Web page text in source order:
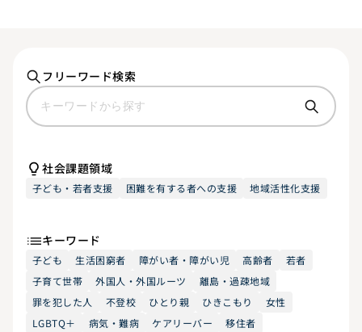
フリーワード検索
社会課題領域
子ども・若者支援 困難を有する者への支援 地域活性化支援
キーワード
子ども 生活困窮者 障がい者・障がい児 高齢者
若者
子育て世帯
外国人・外国ルーツ
離島・過疎地域
罪を犯した人
不登校 ひとり親 ひきこもり
女性
LGBTQ＋
病気・難病 ケアリーバー
移住者